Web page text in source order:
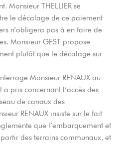
Monsieur THELLIER se
le décalage de ce paiement
n’obligera pas à en faire de
Monsieur GEST propose
plutôt que le décalage sur
Monsieur RENAUX au
a pris concernant l’accès des
de canaux des
RENAUX insiste sur le fait
que l’embarquement et
des terrains communaux, et